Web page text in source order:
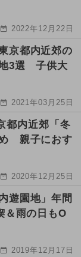
2022年12月22日
京都内近郊の
3選 子供大
2021年03月25日
都内近郊「冬
親子におす
2020年12月25日
遊園地」年間
雨の日もO
2019年12月17日